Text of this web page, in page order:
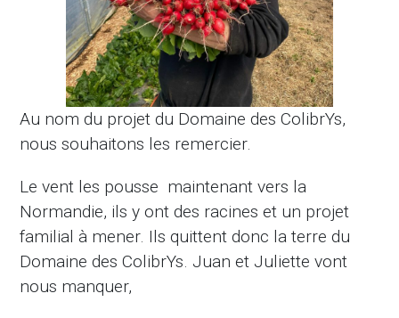
Au nom du projet du Domaine des ColibrYs,
nous souhaitons les remercier.
Le vent les pousse maintenant vers la
Normandie, ils y ont des racines et un projet
familial à mener. Ils quittent donc la terre du
Domaine des ColibrYs. Juan et Juliette vont
nous manquer,